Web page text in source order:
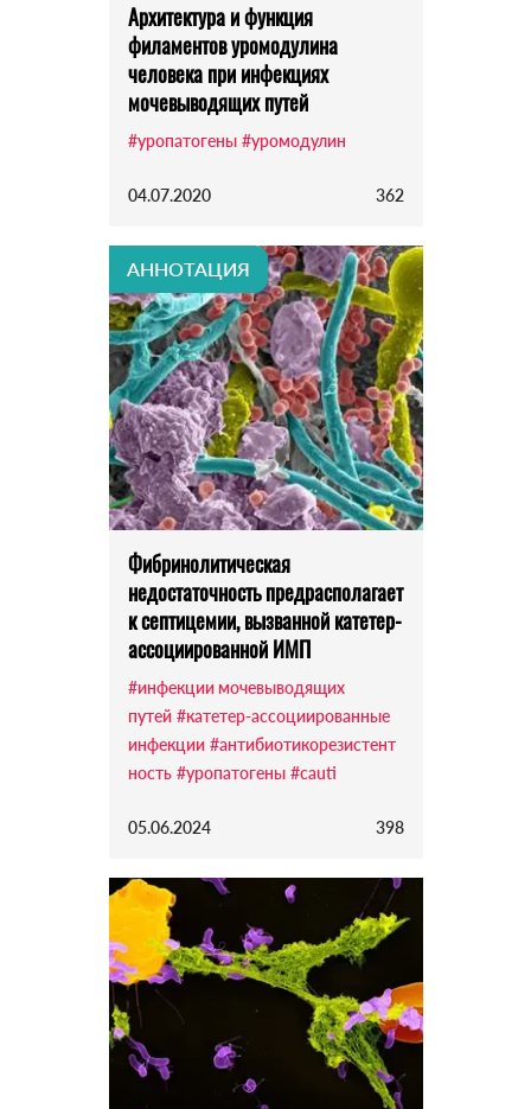
Архитектура и функция
филаментов уромодулина
человека при инфекциях
мочевыводящих путей
#уропатогены #уромодулин
04.07.2020 362
АННОТАЦИЯ
Фибринолитическая
недостаточность предрасполагает
к септицемии, вызванной катетер-
ассоциированной ИМП
#инфекции мочевыводящих
путей #катетер-ассоциированные
инфекции #антибиотикорезистент
ность #уропатогены #cauti
05.06.2024 398